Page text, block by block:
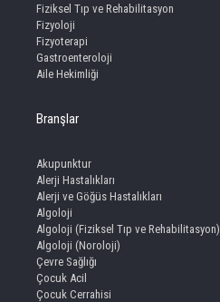
Fiziksel Tıp ve Rehabilitasyon
Fizyoloji
Fizyoterapi
Gastroenteroloji
Aile Hekimliği
Branşlar
Akupunktur
Alerji Hastalıkları
Alerji ve Göğüs Hastalıkları
Algoloji
Algoloji (Fiziksel Tıp ve Rehabilitasyon)
Algoloji (Noroloji)
Çevre Sağlığı
Çocuk Acil
Çocuk Cerrahisi